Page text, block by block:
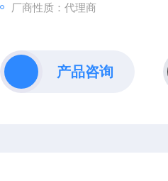
厂商性质：代理商
产品咨询